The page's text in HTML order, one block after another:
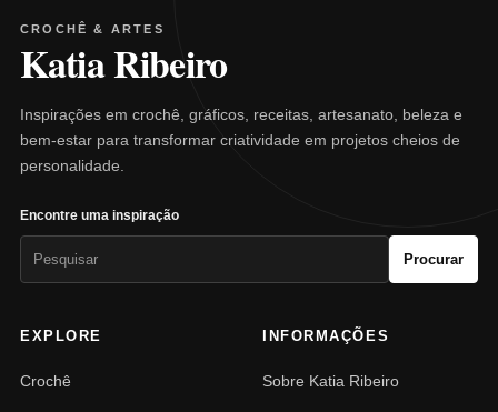
CROCHÊ & ARTES
Katia Ribeiro
Inspirações em crochê, gráficos, receitas, artesanato, beleza e
bem-estar para transformar criatividade em projetos cheios de
personalidade.
Encontre uma inspiração
Procurar
EXPLORE
Crochê
INFORMAÇÕES
Sobre Katia Ribeiro